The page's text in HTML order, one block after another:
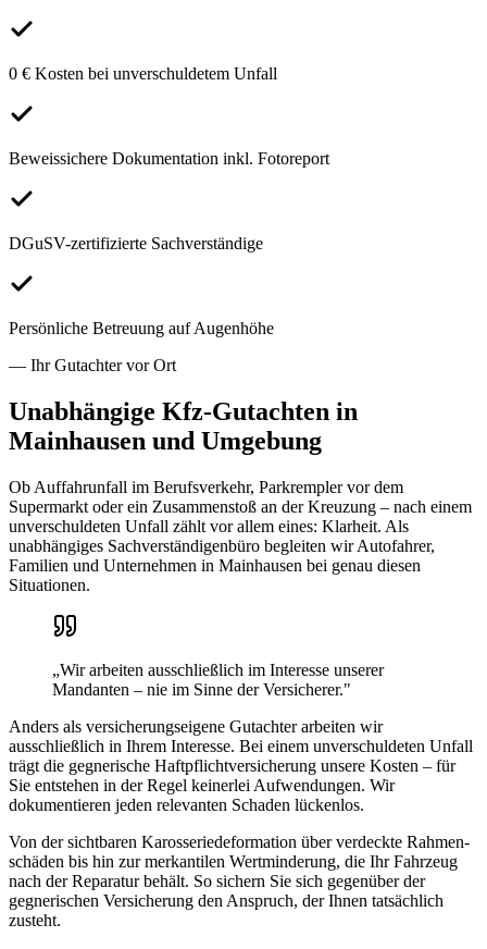
0 € Kosten bei unverschuldetem Unfall
Beweissichere Dokumentation inkl. Fotoreport
DGuSV-zertifizierte Sachverständige
Persönliche Betreuung auf Augenhöhe
— Ihr Gutachter vor Ort
Unabhängige Kfz-Gutachten in
Mainhausen und Umgebung
Ob Auffahrunfall im Berufsverkehr, Parkrempler vor dem
Supermarkt oder ein Zusammenstoß an der Kreuzung – nach einem
unverschuldeten Unfall zählt vor allem eines: Klarheit. Als
unabhängiges Sachverständigenbüro begleiten wir Autofahrer,
Familien und Unternehmen in Mainhausen bei genau diesen
Situationen.
„Wir arbeiten ausschließlich im Interesse unserer
Mandanten – nie im Sinne der Versicherer."
Anders als versicherungseigene Gutachter arbeiten wir
ausschließlich in Ihrem Interesse. Bei einem unverschuldeten Unfall
trägt die gegnerische Haftpflicht­versicherung unsere Kosten – für
Sie entstehen in der Regel keinerlei Aufwendungen. Wir
dokumentieren jeden relevanten Schaden lückenlos.
Von der sichtbaren Karosserie­deformation über verdeckte Rahmen­
schäden bis hin zur merkantilen Wertminderung, die Ihr Fahrzeug
nach der Reparatur behält. So sichern Sie sich gegenüber der
gegnerischen Versicherung den Anspruch, der Ihnen tatsächlich
zusteht.